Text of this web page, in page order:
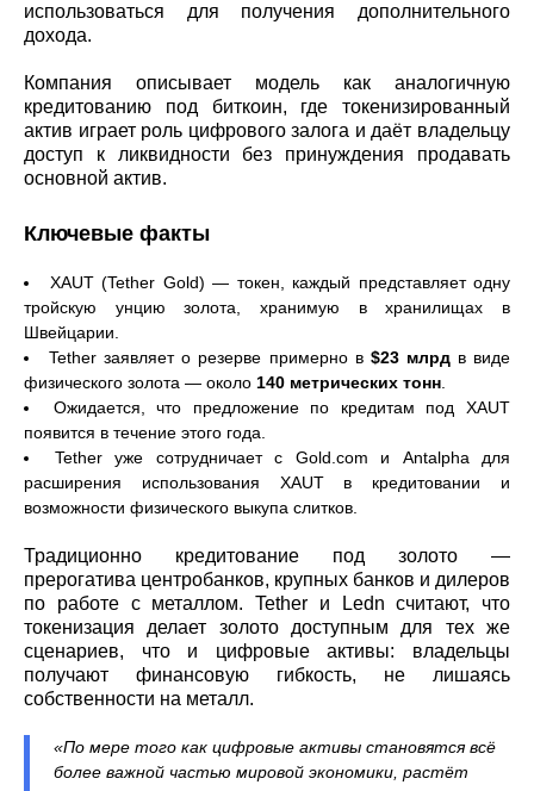
использоваться для получения дополнительного
дохода.
Компания описывает модель как аналогичную
кредитованию под биткоин, где токенизированный
актив играет роль цифрового залога и даёт владельцу
доступ к ликвидности без принуждения продавать
основной актив.
Ключевые факты
XAUT (Tether Gold) — токен, каждый представляет одну
тройскую унцию золота, хранимую в хранилищах в
Швейцарии.
Tether заявляет о резерве примерно в $23 млрдв виде
физического золота — около 140 метрических тонн
Ожидается, что предложение по кредитам под XAUT
появится в течение этого года.
Tether уже сотрудничает с Gold.com и Antalpha для
расширения использования XAUT в кредитовании и
возможности физического выкупа слитков.
Традиционно кредитование под золото —
прерогатива центробанков, крупных банков и дилеров
по работе с металлом. Tether и Ledn считают, что
токенизация делает золото доступным для тех же
сценариев, что и цифровые активы: владельцы
получают финансовую гибкость, не лишаясь
собственности на металл.
«По мере того как цифровые активы становятся всё
более важной частью мировой экономики, растёт